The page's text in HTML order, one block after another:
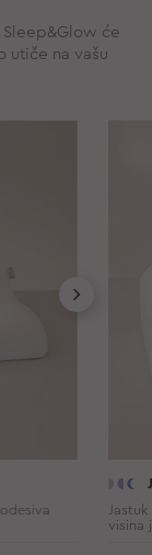
će
utiče na vašu
visina